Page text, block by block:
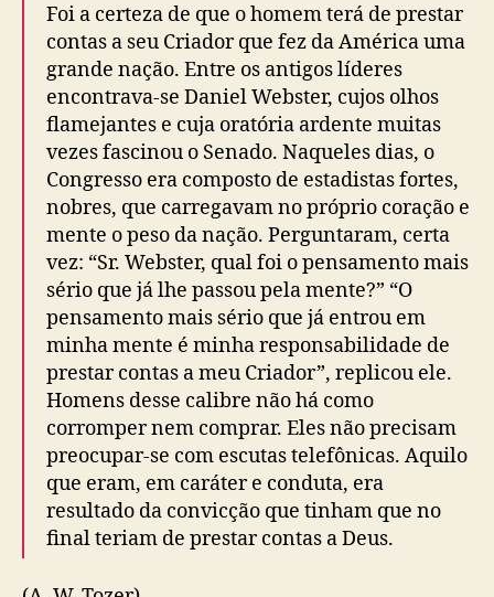
Foi a certeza de que o homem terá de prestar
contas a seu Criador que fez da América uma
grande nação. Entre os antigos líderes
encontrava-se Daniel Webster, cujos olhos
flamejantes e cuja oratória ardente muitas
vezes fascinou o Senado. Naqueles dias, o
Congresso era composto de estadistas fortes,
nobres, que carregavam no próprio coração e
mente o peso da nação. Perguntaram, certa
vez: “Sr. Webster, qual foi o pensamento mais
sério que já lhe passou pela mente?” “O
pensamento mais sério que já entrou em
minha mente é minha responsabilidade de
prestar contas a meu Criador”, replicou ele.
Homens desse calibre não há como
corromper nem comprar. Eles não precisam
preocupar-se com escutas telefônicas. Aquilo
que eram, em caráter e conduta, era
resultado da convicção que tinham que no
final teriam de prestar contas a Deus.